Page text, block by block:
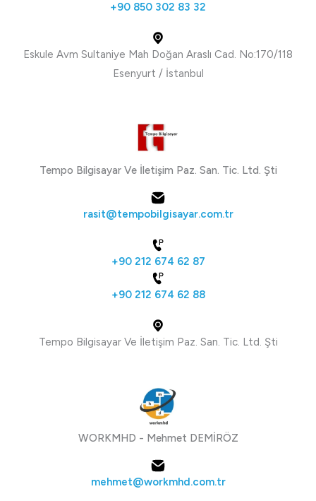
+90 850 302 83 32
Eskule Avm Sultaniye Mah Doğan Araslı Cad. No:170/118
Esenyurt / İstanbul
Tempo Bilgisayar Ve İletişim Paz. San. Tic. Ltd. Şti
rasit@tempobilgisayar.com.tr
+90 212 674 62 87
+90 212 674 62 88
Tempo Bilgisayar Ve İletişim Paz. San. Tic. Ltd. Şti
WORKMHD - Mehmet DEMİRÖZ
mehmet@workmhd.com.tr